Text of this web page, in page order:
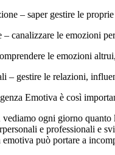
– saper gestire le
canalizzare le emozioni
le emozioni
– gestire le relazioni,
Emotiva è così
ogni giorno quanto
e professionali e
emotiva può portare a